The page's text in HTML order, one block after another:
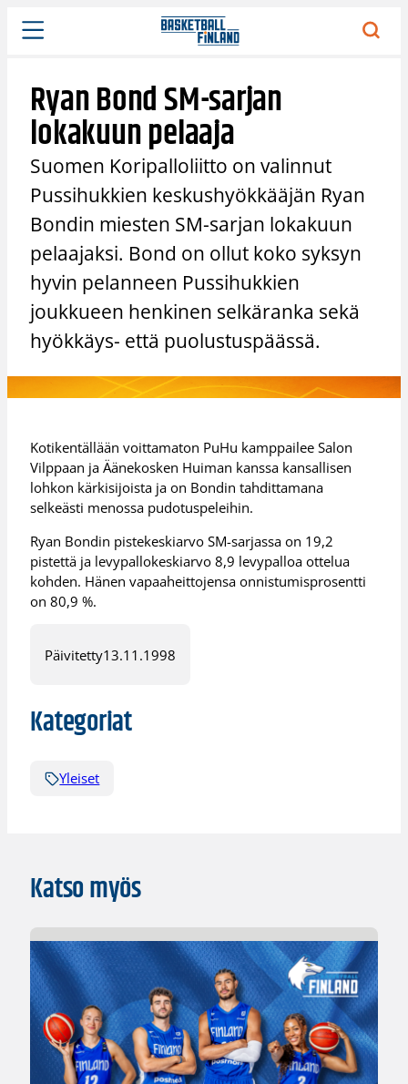
Siirry
sisältöön
Ryan Bond SM-sarjan
lokakuun pelaaja
Suomen Koripalloliitto on valinnut
Pussihukkien keskushyökkääjän Ryan
Bondin miesten SM-sarjan lokakuun
pelaajaksi. Bond on ollut koko syksyn
hyvin pelanneen Pussihukkien
joukkueen henkinen selkäranka sekä
hyökkäys- että puolustuspäässä.
Kotikentällään voittamaton PuHu kamppailee Salon
Vilppaan ja Äänekosken Huiman kanssa kansallisen
lohkon kärkisijoista ja on Bondin tahdittamana
selkeästi menossa pudotuspeleihin.
Ryan Bondin pistekeskiarvo SM-sarjassa on 19,2
pistettä ja levypallokeskiarvo 8,9 levypalloa ottelua
kohden. Hänen vapaaheittojensa onnistumisprosentti
on 80,9 %.
Päivitetty13.11.1998
Kategoriat
Yleiset
Katso myös